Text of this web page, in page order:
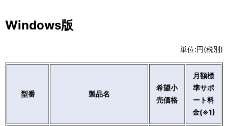
Windows版
単位:円(税別)
型番 製品名
希望小
売価格
月額標
準サポ
ート料
金(※1)